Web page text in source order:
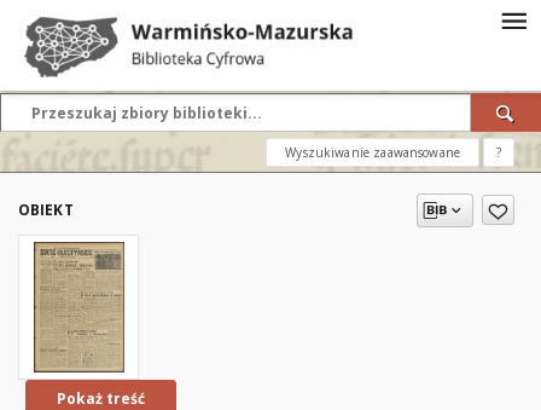
Wyszukiwanie zaawansowane ?
OBIEKT
Pokaż treść